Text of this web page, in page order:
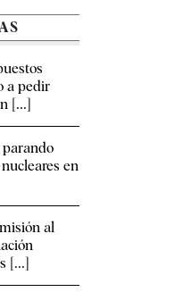
a pedir
[...]
parando
en
al
[...]